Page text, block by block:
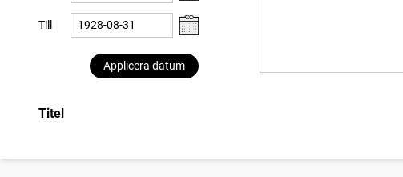
Till
Applicera datum
Titel